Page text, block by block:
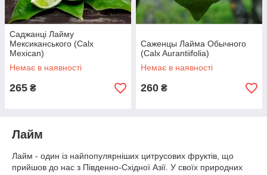
Саджанці Лайму
Мексиканського (Calx
Mexican)
Немає в наявності
265 ₴
Саженцы Лайма Обычного
(Calx Aurantiifolia)
Немає в наявності
260 ₴
Лайм
Лайм - один із найпопулярніших цитрусових фруктів, що
прийшов до нас з Південно-Східної Азії. У своїх природних